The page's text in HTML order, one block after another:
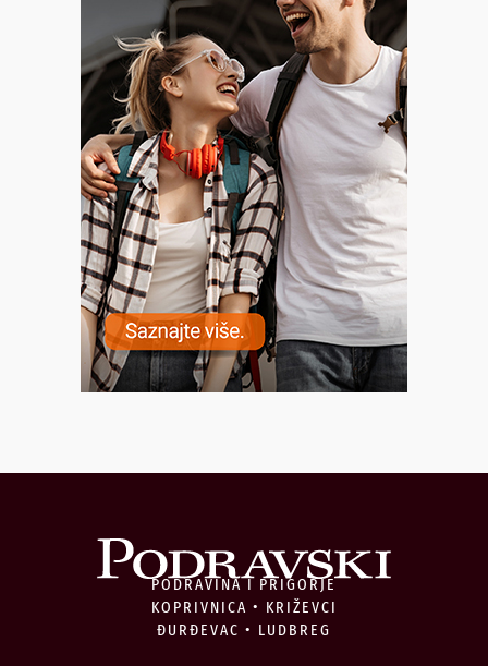
PODRAVINA I PRIGORJE
KOPRIVNICA • KRIŽEVCI
ĐURĐEVAC • LUDBREG